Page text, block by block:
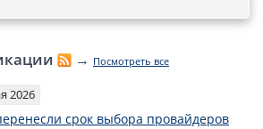
→ Посмотреть все
2026
срок выбора провайдеров